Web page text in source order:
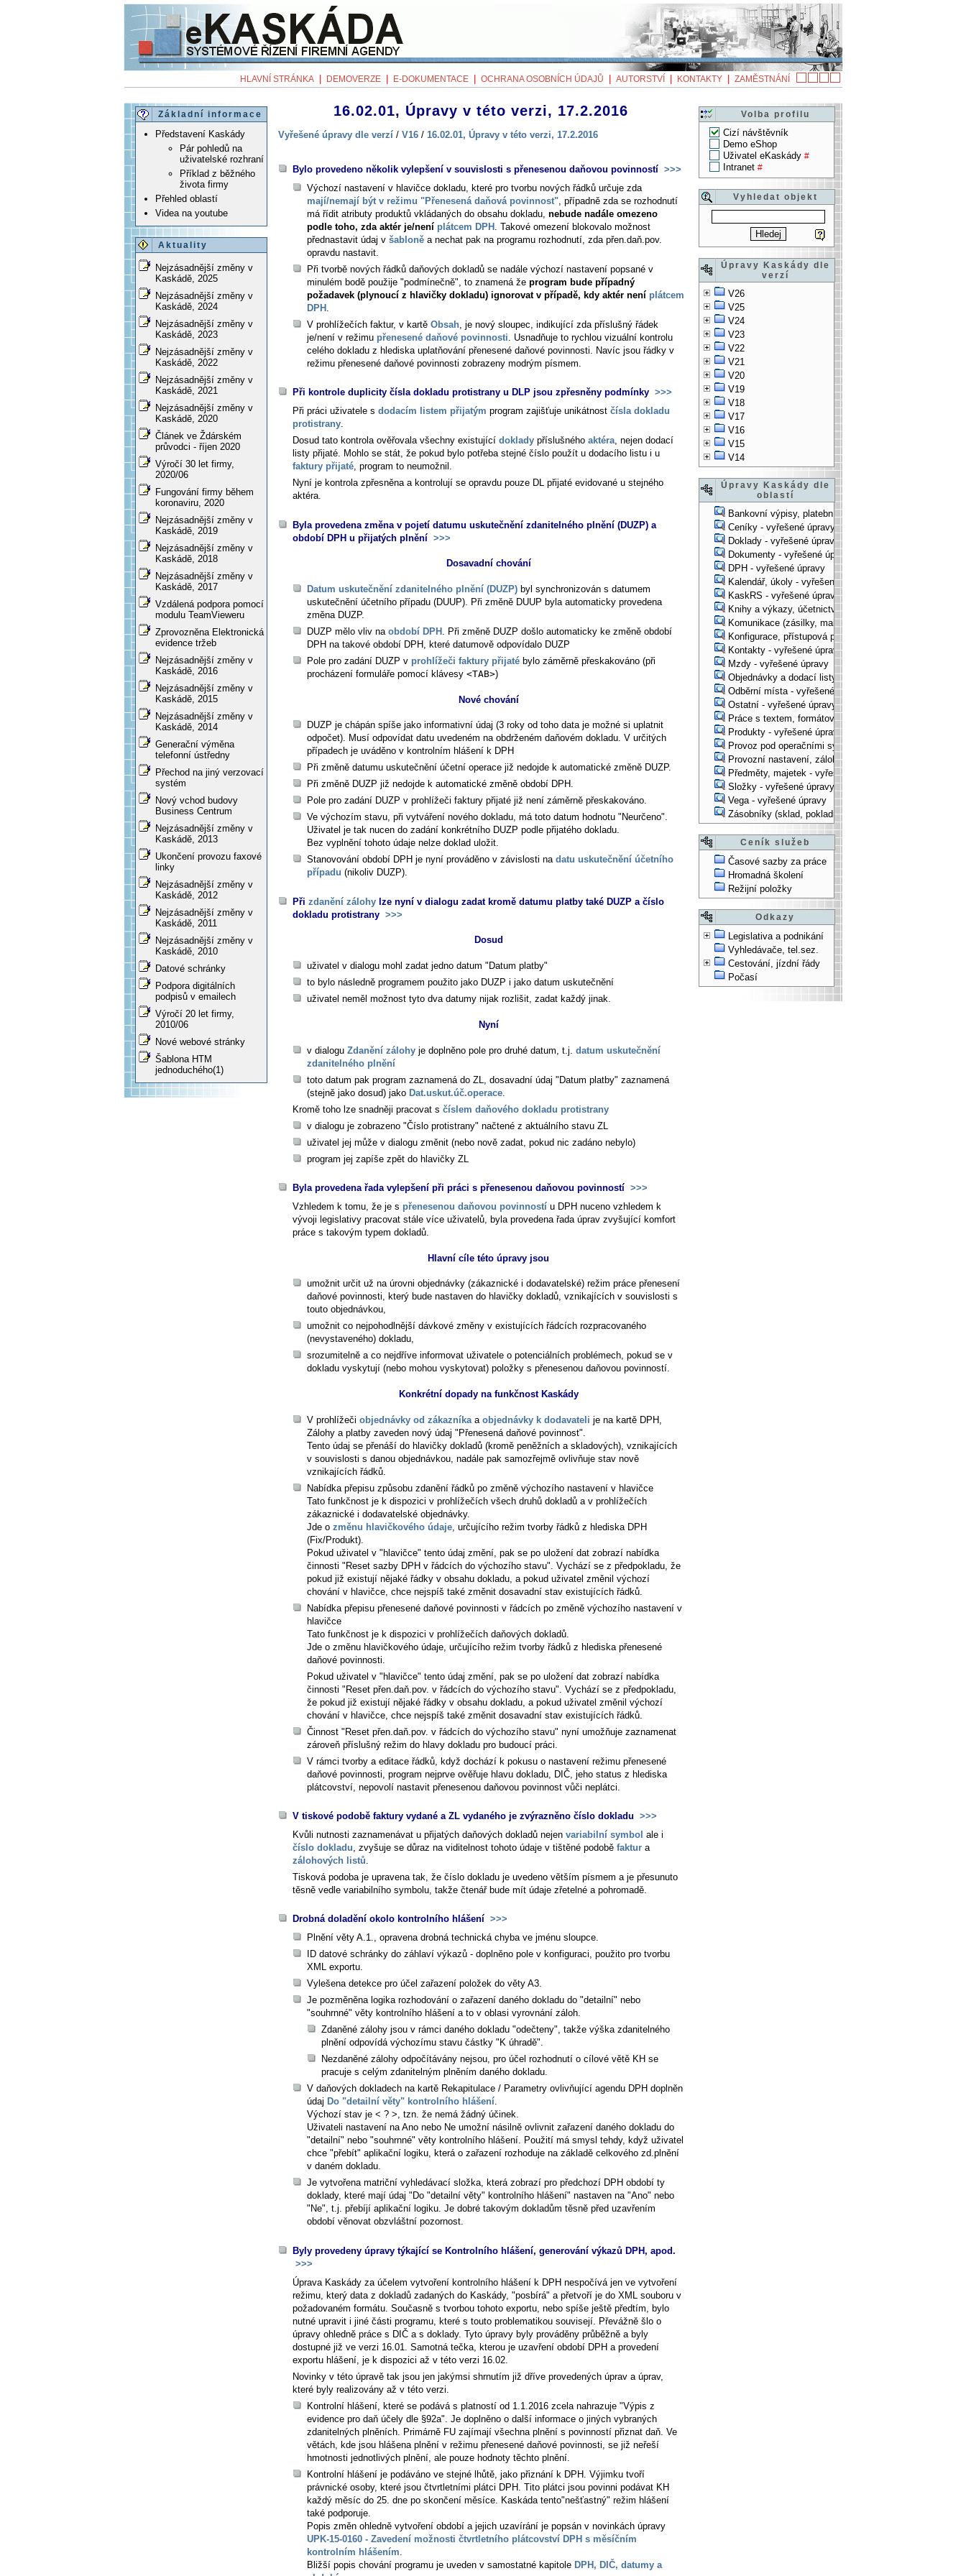
HLAVNÍ STRÁNKA DEMOVERZE E-DOKUMENTACE OCHRANA OSOBNÍCH ÚDAJŮ AUTORSTVÍ KONTAKTY ZAMĚSTNÁNÍ
Základní informace
Představení Kaskády
Pár pohledů na
uživatelské rozhraní
Příklad z běžného
života firmy
Přehled oblastí
Videa na youtube
Aktuality
Nejzásadnější změny v
Kaskádě, 2025
Nejzásadnější změny v
Kaskádě, 2024
Nejzásadnější změny v
Kaskádě, 2023
Nejzásadnější změny v
Kaskádě, 2022
Nejzásadnější změny v
Kaskádě, 2021
Nejzásadnější změny v
Kaskádě, 2020
Článek ve Ždárském
průvodci - říjen 2020
Výročí 30 let firmy,
2020/06
Fungování firmy během
koronaviru, 2020
Nejzásadnější změny v
Kaskádě, 2019
Nejzásadnější změny v
Kaskádě, 2018
Nejzásadnější změny v
Kaskádě, 2017
Vzdálená podpora pomocí
modulu TeamVieweru
Zprovozněna Elektronická
evidence tržeb
Nejzásadnější změny v
Kaskádě, 2016
Nejzásadnější změny v
Kaskádě, 2015
Nejzásadnější změny v
Kaskádě, 2014
Generační výměna
telefonní ústředny
Přechod na jiný verzovací
systém
Nový vchod budovy
Business Centrum
Nejzásadnější změny v
Kaskádě, 2013
Ukončení provozu faxové
linky
Nejzásadnější změny v
Kaskádě, 2012
Nejzásadnější změny v
Kaskádě, 2011
Nejzásadnější změny v
Kaskádě, 2010
Datové schránky
Podpora digitálních
podpisů v emailech
Výročí 20 let firmy,
2010/06
Nové webové stránky
Šablona HTM
jednoduchého(1)
Volba profilu
Cizí návštěvník
Demo eShop
Uživatel eKaskády #
Intranet #
Vyhledat objekt
Úpravy Kaskády dle
verzí
V26
V25
V24
V23
V22
V21
V20
V19
V18
V17
V16
V15
V14
Úpravy Kaskády dle
oblastí
Bankovní výpisy, platební příkazy - vyřešené úpravy
Ceníky - vyřešené úpravy
Doklady - vyřešené úpravy
Dokumenty - vyřešené úpravy
DPH - vyřešené úpravy
Kalendář, úkoly - vyřešené úpravy
KaskRS - vyřešené úpravy
Knihy a výkazy, účetnictví - vyřešené úpravy
Komunikace (zásilky, mail-systém, ...) - vyřešené úpravy
Konfigurace, přístupová práva, ... - vyřešené úpravy
Kontakty - vyřešené úpravy
Mzdy - vyřešené úpravy
Objednávky a dodací listy - vyřešené úpravy
Odběrní místa - vyřešené úpravy
Ostatní - vyřešené úpravy
Práce s textem, formátování, ... - vyřešené úpravy
Produkty - vyřešené úpravy
Provoz pod operačními systémy, technologické věci -
Provozní nastavení, zálohování, instalace, ... -
Předměty, majetek - vyřešené úpravy
Složky - vyřešené úpravy
Vega - vyřešené úpravy
Zásobníky (sklad, pokladna, bank. účet) - vyřešené
Ceník služeb
Časové sazby za práce
Hromadná školení
Režijní položky
Odkazy
Legislativa a podnikání
Vyhledávače, tel.sez.
Cestování, jízdní řády
Počasí
16.02.01, Úpravy v této verzi, 17.2.2016
Vyřešené úpravy dle verzí / V16 / 16.02.01, Úpravy v této verzi, 17.2.2016
Bylo provedeno několik vylepšení v souvislosti s přenesenou daňovou povinností >>>
Výchozí nastavení v hlavičce dokladu, které pro tvorbu nových řádků určuje zda
mají/nemají být v režimu "Přenesená daňová povinnost", případně zda se rozhodnutí
má řídit atributy produktů vkládaných do obsahu dokladu, nebude nadále omezeno
podle toho, zda aktér je/není plátcem DPH . Takové omezení blokovalo možnost
přednastavit údaj v šabloně a nechat pak na programu rozhodnutí, zda přen.daň.pov.
opravdu nastavit.
Při tvorbě nových řádků daňových dokladů se nadále výchozí nastavení popsané v
minulém bodě použije "podmínečně", to znamená že program bude případný
požadavek (plynoucí z hlavičky dokladu) ignorovat v případě, kdy aktér není plátcem
DPH .
V prohlížečích faktur, v kartě Obsah, je nový sloupec, indikující zda příslušný řádek
je/není v režimu přenesené daňové povinnosti. Usnadňuje to rychlou vizuální kontrolu
celého dokladu z hlediska uplatňování přenesené daňové povinnosti. Navíc jsou řádky v
režimu přenesené daňové povinnosti zobrazeny modrým písmem.
Při kontrole duplicity čísla dokladu protistrany u DLP jsou zpřesněny podmínky >>>
Při práci uživatele s dodacím listem přijatým program zajišťuje unikátnost čísla dokladu
protistrany.
Dosud tato kontrola ověřovala všechny existující doklady příslušného aktéra, nejen dodací
listy přijaté. Mohlo se stát, že pokud bylo potřeba stejné číslo použít u dodacího listu i u
faktury přijaté, program to neumožnil.
Nyní je kontrola zpřesněna a kontrolují se opravdu pouze DL přijaté evidované u stejného
aktéra.
Byla provedena změna v pojetí datumu uskutečnění zdanitelného plnění (DUZP) a
období DPH u přijatých plnění >>>
Dosavadní chování
Datum uskutečnění zdanitelného plnění (DUZP) byl synchronizován s datumem
uskutečnění účetního případu (DUUP). Při změně DUUP byla automaticky provedena
změna DUZP.
DUZP mělo vliv na období DPH . Při změně DUZP došlo automaticky ke změně období
DPH na takové období DPH, které datumově odpovídalo DUZP
Pole pro zadání DUZP v prohlížeči faktury přijaté bylo záměrně přeskakováno (při
procházení formuláře pomocí klávesy <TAB>)
Nové chování
DUZP je chápán spíše jako informativní údaj (3 roky od toho data je možné si uplatnit
odpočet). Musí odpovídat datu uvedeném na obdrženém daňovém dokladu. V určitých
případech je uváděno v kontrolním hlášení k DPH
Při změně datumu uskutečnění účetní operace již nedojde k automatické změně DUZP.
Při změně DUZP již nedojde k automatické změně období DPH.
Pole pro zadání DUZP v prohlížeči faktury přijaté již není záměrně přeskakováno.
Ve výchozím stavu, při vytváření nového dokladu, má toto datum hodnotu "Neurčeno".
Uživatel je tak nucen do zadání konkrétního DUZP podle přijatého dokladu.
Bez vyplnění tohoto údaje nelze doklad uložit.
Stanovování období DPH je nyní prováděno v závislosti na datu uskutečnění účetního
případu (nikoliv DUZP).
Při zdanění zálohy lze nyní v dialogu zadat kromě datumu platby také DUZP a číslo
dokladu protistrany >>>
Dosud
uživatel v dialogu mohl zadat jedno datum "Datum platby"
to bylo následně programem použito jako DUZP i jako datum uskutečnění
uživatel neměl možnost tyto dva datumy nijak rozlišit, zadat každý jinak.
Nyní
v dialogu Zdanění zálohy je doplněno pole pro druhé datum, t.j. datum uskutečnění
zdanitelného plnění
toto datum pak program zaznamená do ZL, dosavadní údaj "Datum platby" zaznamená
(stejně jako dosud) jako Dat.uskut.úč.operace
Kromě toho lze snadněji pracovat s číslem daňového dokladu protistrany
v dialogu je zobrazeno "Číslo protistrany" načtené z aktuálního stavu ZL
uživatel jej může v dialogu změnit (nebo nově zadat, pokud nic zadáno nebylo)
program jej zapíše zpět do hlavičky ZL
Byla provedena řada vylepšení při práci s přenesenou daňovou povinností >>>
Vzhledem k tomu, že je s přenesenou daňovou povinností u DPH nuceno vzhledem k
vývoji legislativy pracovat stále více uživatelů, byla provedena řada úprav zvyšující komfort
práce s takovým typem dokladů.
Hlavní cíle této úpravy jsou
umožnit určit už na úrovni objednávky (zákaznické i dodavatelské) režim práce přenesení
daňové povinnosti, který bude nastaven do hlavičky dokladů, vznikajících v souvislosti s
touto objednávkou,
umožnit co nejpohodlnější dávkové změny v existujících řádcích rozpracovaného
(nevystaveného) dokladu,
srozumitelně a co nejdříve informovat uživatele o potenciálních problémech, pokud se v
dokladu vyskytují (nebo mohou vyskytovat) položky s přenesenou daňovou povinností.
Konkrétní dopady na funkčnost Kaskády
V prohlížeči objednávky od zákazníka a objednávky k dodavateli je na kartě DPH,
Zálohy a platby zaveden nový údaj "Přenesená daňové povinnost".
Tento údaj se přenáší do hlavičky dokladů (kromě peněžních a skladových), vznikajících
v souvislosti s danou objednávkou, nadále pak samozřejmě ovlivňuje stav nově
vznikajících řádků.
Nabídka přepisu způsobu zdanění řádků po změně výchozího nastavení v hlavičce
Tato funkčnost je k dispozici v prohlížečích všech druhů dokladů a v prohlížečích
zákaznické i dodavatelské objednávky.
Jde o změnu hlavičkového údaje , určujícího režim tvorby řádků z hlediska DPH
(Fix/Produkt).
Pokud uživatel v "hlavičce" tento údaj změní, pak se po uložení dat zobrazí nabídka
činnosti "Reset sazby DPH v řádcích do výchozího stavu". Vychází se z předpokladu, že
pokud již existují nějaké řádky v obsahu dokladu, a pokud uživatel změnil výchozí
chování v hlavičce, chce nejspíš také změnit dosavadní stav existujících řádků.
Nabídka přepisu přenesené daňové povinnosti v řádcích po změně výchozího nastavení v
hlavičce
Tato funkčnost je k dispozici v prohlížečích daňových dokladů.
Jde o změnu hlavičkového údaje, určujícího režim tvorby řádků z hlediska přenesené
daňové povinnosti.
Pokud uživatel v "hlavičce" tento údaj změní, pak se po uložení dat zobrazí nabídka
činnosti "Reset přen.daň.pov. v řádcích do výchozího stavu". Vychází se z předpokladu,
že pokud již existují nějaké řádky v obsahu dokladu, a pokud uživatel změnil výchozí
chování v hlavičce, chce nejspíš také změnit dosavadní stav existujících řádků.
Činnost "Reset přen.daň.pov. v řádcích do výchozího stavu" nyní umožňuje zaznamenat
zároveň příslušný režim do hlavy dokladu pro budoucí práci.
V rámci tvorby a editace řádků, když dochází k pokusu o nastavení režimu přenesené
daňové povinnosti, program nejprve ověřuje hlavu dokladu, DIČ, jeho status z hlediska
plátcovství, nepovolí nastavit přenesenou daňovou povinnost vůči neplátci.
V tiskové podobě faktury vydané a ZL vydaného je zvýrazněno číslo dokladu >>>
Kvůli nutnosti zaznamenávat u přijatých daňových dokladů nejen variabilní symbol ale i
číslo dokladu, zvyšuje se důraz na viditelnost tohoto údaje v tištěné podobě faktur a
zálohových listů.
Tisková podoba je upravena tak, že číslo dokladu je uvedeno větším písmem a je přesunuto
těsně vedle variabilního symbolu, takže čtenář bude mít údaje zřetelné a pohromadě.
Drobná doladění okolo kontrolního hlášení >>>
Plnění věty A.1., opravena drobná technická chyba ve jménu sloupce.
ID datové schránky do záhlaví výkazů - doplněno pole v konfiguraci, použito pro tvorbu
XML exportu.
Vylešena detekce pro účel zařazení položek do věty A3.
Je pozměněna logika rozhodování o zařazení daného dokladu do "detailní" nebo
"souhrnné" věty kontrolního hlášení a to v oblasi vyrovnání záloh.
Zdaněné zálohy jsou v rámci daného dokladu "odečteny", takže výška zdanitelného
plnění odpovídá výchozímu stavu částky "K úhradě".
Nezdaněné zálohy odpočítávány nejsou, pro účel rozhodnutí o cílové větě KH se
pracuje s celým zdanitelným plněním daného dokladu.
V daňových dokladech na kartě Rekapitulace / Parametry ovlivňující agendu DPH doplněn
údaj Do "detailní věty" kontrolního hlášení.
Výchozí stav je < ? >, tzn. že nemá žádný účinek.
Uživateli nastavení na Ano nebo Ne umožní násilně ovlivnit zařazení daného dokladu do
"detailní" nebo "souhrnné" věty kontrolního hlášení. Použití má smysl tehdy, když uživatel
chce "přebít" aplikační logiku, která o zařazení rozhoduje na základě celkového zd.plnění
v daném dokladu.
Je vytvořena matriční vyhledávací složka, která zobrazí pro předchozí DPH období ty
doklady, které mají údaj "Do "detailní věty" kontrolního hlášení" nastaven na "Ano" nebo
"Ne", t.j. přebíjí aplikační logiku. Je dobré takovým dokladům těsně před uzavřením
období věnovat obzvláštní pozornost.
Byly provedeny úpravy týkající se Kontrolního hlášení, generování výkazů DPH, apod.
>>>
Úprava Kaskády za účelem vytvoření kontrolního hlášení k DPH nespočívá jen ve vytvoření
režimu, který data z dokladů zadaných do Kaskády, "posbírá" a přetvoří je do XML souboru v
požadovaném formátu. Současně s tvorbou tohoto exportu, nebo spíše ještě předtím, bylo
nutné upravit i jiné části programu, které s touto problematikou souvisejí. Převážně šlo o
úpravy ohledně práce s DIČ a s doklady. Tyto úpravy byly prováděny průběžně a byly
dostupné již ve verzi 16.01. Samotná tečka, kterou je uzavření období DPH a provedení
exportu hlášení, je k dispozici až v této verzi 16.02.
Novinky v této úpravě tak jsou jen jakýmsi shrnutím již dříve provedených úprav a úprav,
které byly realizovány až v této verzi.
Kontrolní hlášení, které se podává s platností od 1.1.2016 zcela nahrazuje "Výpis z
evidence pro daň účely dle §92a". Je doplněno o další informace o jiných vybraných
zdanitelných plněních. Primárně FU zajímají všechna plnění s povinností přiznat daň. Ve
větách, kde jsou hlášena plnění v režimu přenesené daňové povinnosti, se již neřeší
hmotnosti jednotlivých plnění, ale pouze hodnoty těchto plnění.
Kontrolní hlášení je podáváno ve stejné lhůtě, jako přiznání k DPH. Výjimku tvoří
právnické osoby, které jsou čtvrtletními plátci DPH. Tito plátci jsou povinni podávat KH
každý měsíc do 25. dne po skončení měsíce. Kaskáda tento"nešťastný" režim hlášení
také podporuje.
Popis změn ohledně vytvoření období a jejich uzavírání je popsán v novinkách úpravy
UPK-15-0160 - Zavedení možnosti čtvrtletního plátcovství DPH s měsíčním
kontrolním hlášením
Bližší popis chování programu je uveden v samostatné kapitole DPH, DIČ, datumy a